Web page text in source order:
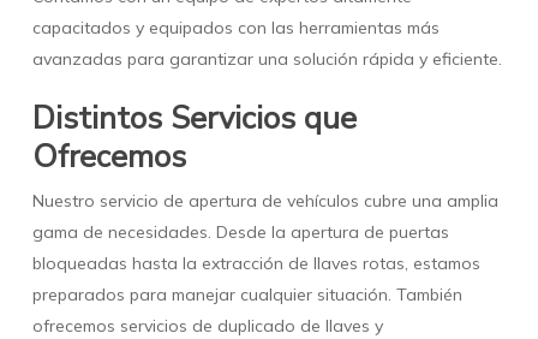
capacitados y equipados con las herramientas más
avanzadas para garantizar una solución rápida y eficiente.
Distintos Servicios que
Ofrecemos
Nuestro servicio de apertura de vehículos cubre una amplia
gama de necesidades. Desde la apertura de puertas
bloqueadas hasta la extracción de llaves rotas, estamos
preparados para manejar cualquier situación. También
ofrecemos servicios de duplicado de llaves y